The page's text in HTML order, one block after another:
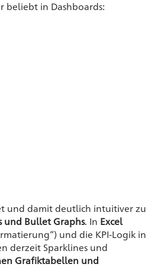
beliebt in Dashboards:
und damit deutlich intuitiver zu
und Bullet Graphs. In Excel
und die KPI-Logik in
derzeit Sparklines und
Grafiktabellen und